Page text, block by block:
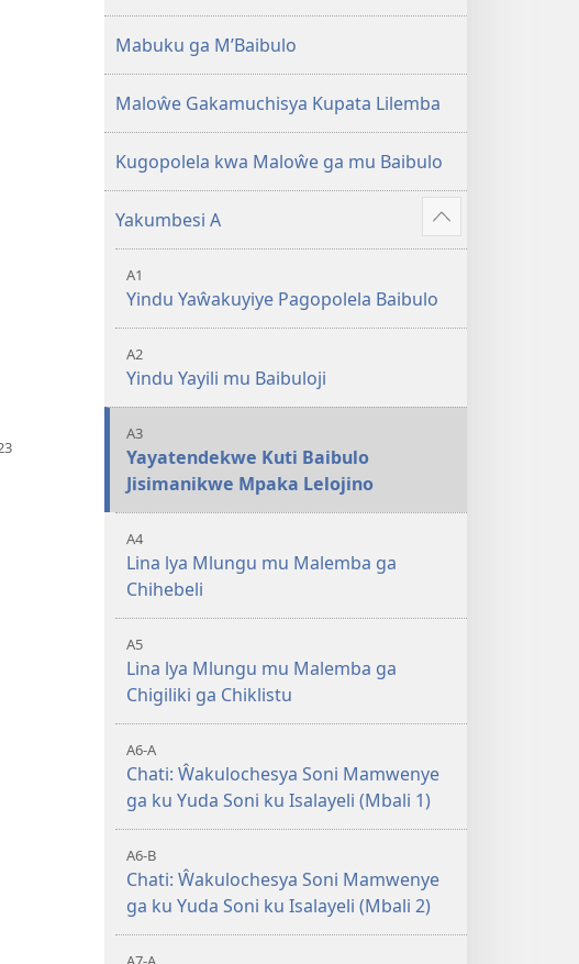
2013)
Mabuku ga M’Baibulo
Maloŵe Gakamuchisya Kupata Lilemba
Kugopolela kwa Maloŵe ga mu Baibulo
Yakumbesi A
Jilosye
yejinji
A1
Yindu Yaŵakuyiye Pagopolela Baibulo
A2
Yindu Yayili mu Baibuloji
A3
Yayatendekwe Kuti Baibulo
Jisimanikwe Mpaka Lelojino
A4
Lina lya Mlungu mu Malemba ga
Chihebeli
A5
Lina lya Mlungu mu Malemba ga
Chigiliki ga Chiklistu
A6-A
Chati: Ŵakulochesya Soni Mamwenye
ga ku Yuda Soni ku Isalayeli (Mbali 1)
A6-B
Chati: Ŵakulochesya Soni Mamwenye
ga ku Yuda Soni ku Isalayeli (Mbali 2)